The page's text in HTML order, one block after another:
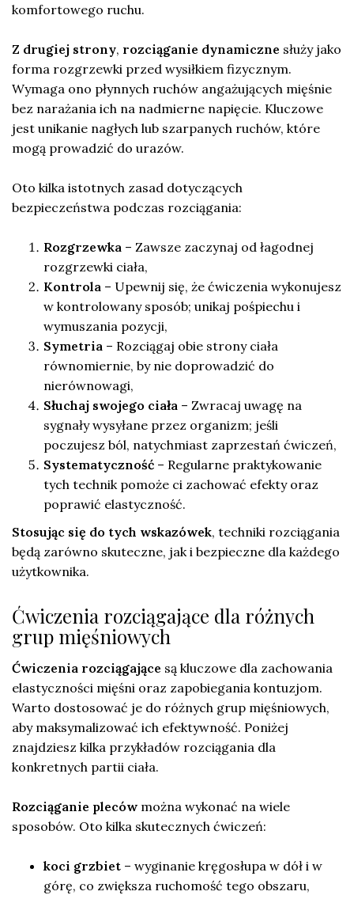
komfortowego ruchu.
Z drugiej strony, rozciąganie dynamiczne służy jako
forma rozgrzewki przed wysiłkiem fizycznym.
Wymaga ono płynnych ruchów angażujących mięśnie
bez narażania ich na nadmierne napięcie. Kluczowe
jest unikanie nagłych lub szarpanych ruchów, które
mogą prowadzić do urazów.
Oto kilka istotnych zasad dotyczących
bezpieczeństwa podczas rozciągania:
Rozgrzewka – Zawsze zaczynaj od łagodnej
rozgrzewki ciała,
Kontrola – Upewnij się, że ćwiczenia wykonujesz
w kontrolowany sposób; unikaj pośpiechu i
wymuszania pozycji,
Symetria – Rozciągaj obie strony ciała
równomiernie, by nie doprowadzić do
nierównowagi,
Słuchaj swojego ciała – Zwracaj uwagę na
sygnały wysyłane przez organizm; jeśli
poczujesz ból, natychmiast zaprzestań ćwiczeń,
Systematyczność – Regularne praktykowanie
tych technik pomoże ci zachować efekty oraz
poprawić elastyczność.
Stosując się do tych wskazówek, techniki rozciągania
będą zarówno skuteczne, jak i bezpieczne dla każdego
użytkownika.
Ćwiczenia rozciągające dla różnych
grup mięśniowych
Ćwiczenia rozciągające są kluczowe dla zachowania
elastyczności mięśni oraz zapobiegania kontuzjom.
Warto dostosować je do różnych grup mięśniowych,
aby maksymalizować ich efektywność. Poniżej
znajdziesz kilka przykładów rozciągania dla
konkretnych partii ciała.
Rozciąganie pleców można wykonać na wiele
sposobów. Oto kilka skutecznych ćwiczeń:
koci grzbiet – wyginanie kręgosłupa w dół i w
górę, co zwiększa ruchomość tego obszaru,